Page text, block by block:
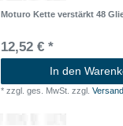
Moturo Kette verstärkt 48
12,52 € *
In den
*zzgl. ges. MwSt. zzgl.